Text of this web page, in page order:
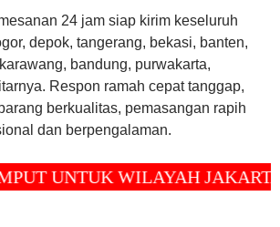
24 jam siap kirim keseluruh
depok, tangerang, bekasi, banten,
bandung, purwakarta,
Respon ramah cepat tanggap,
berkualitas, pemasangan rapih
dan berpengalaman.
WILAYAH JAKARTA,